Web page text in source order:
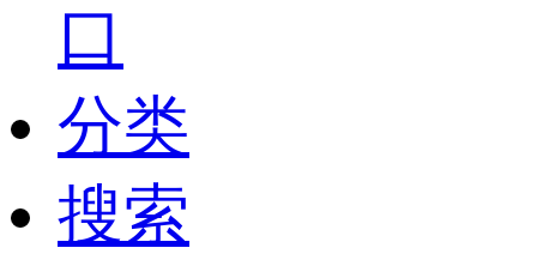
口
分类
搜索